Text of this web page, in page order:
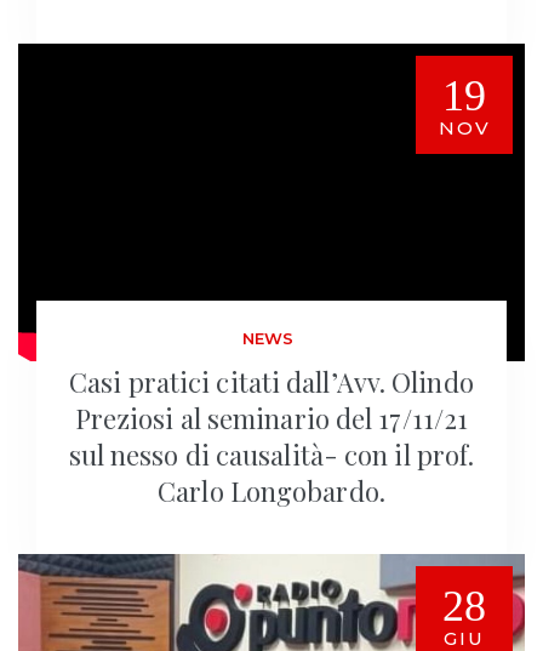
19
NOV
NEWS
Casi pratici citati dall’Avv. Olindo
Preziosi al seminario del 17/11/21
sul nesso di causalità- con il prof.
Carlo Longobardo.
28
GIU